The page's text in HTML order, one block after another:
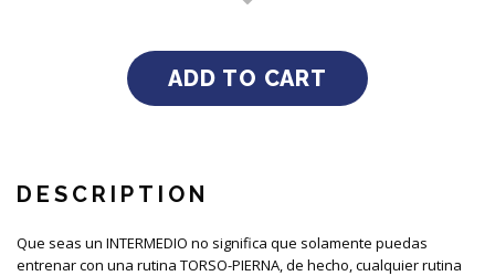
DESCRIPTION
Que seas un INTERMEDIO no significa que solamente puedas
entrenar con una rutina TORSO-PIERNA, de hecho, cualquier rutina